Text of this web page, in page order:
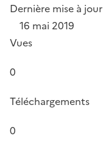
Dernière mise à jour
16 mai 2019
Vues
0
Téléchargements
0